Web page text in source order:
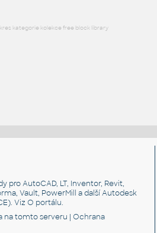
kategorie kolekce free block library
pro AutoCAD, LT, Inventor, Revit,
Vault, PowerMill a další Autodesk
VizO portálu.
na tomto serveru |Ochrana